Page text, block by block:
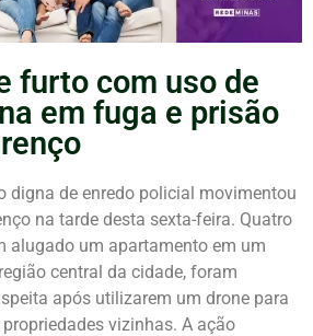
furto com uso de
em fuga e prisão
digna de enredo policial movimentou
na tarde desta sexta-feira. Quatro
alugado um apartamento em um
central da cidade, foram
após utilizarem um drone para
vizinhas. A ação